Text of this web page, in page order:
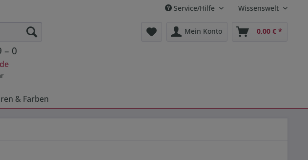
Service/Hilfe Wissenswelt
– 0
Mein Konto 0,00 € *
& Farben